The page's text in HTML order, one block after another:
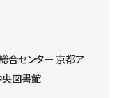
合センター 京都ア
図書館